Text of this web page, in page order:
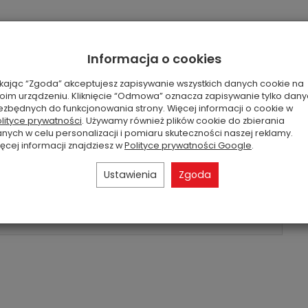
kwiat pomarańczy, melon, morska bryza,
Informacja o cookies
“Zgoda” akceptujesz zapisywanie wszystkich danych cookie na
urządzeniu. Kliknięcie “Odmowa” oznacza zapisywanie tylko
do funkcjonowania strony. Więcej informacji o cookie w
prywatności. Używamy również plików cookie do zbierania
w celu personalizacji i pomiaru skuteczności naszej reklamy.
informacji znajdziesz wPolityce prywatności Google.
Ustawienia Zgoda